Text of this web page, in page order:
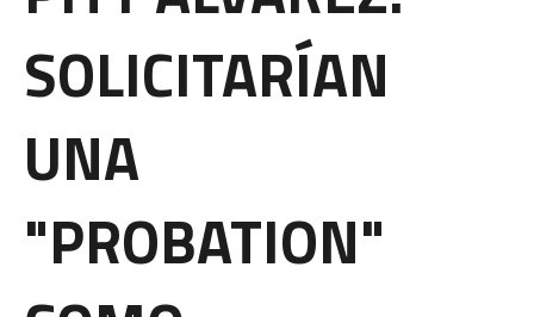
SOLICITARÍAN
UNA
"PROBATION"